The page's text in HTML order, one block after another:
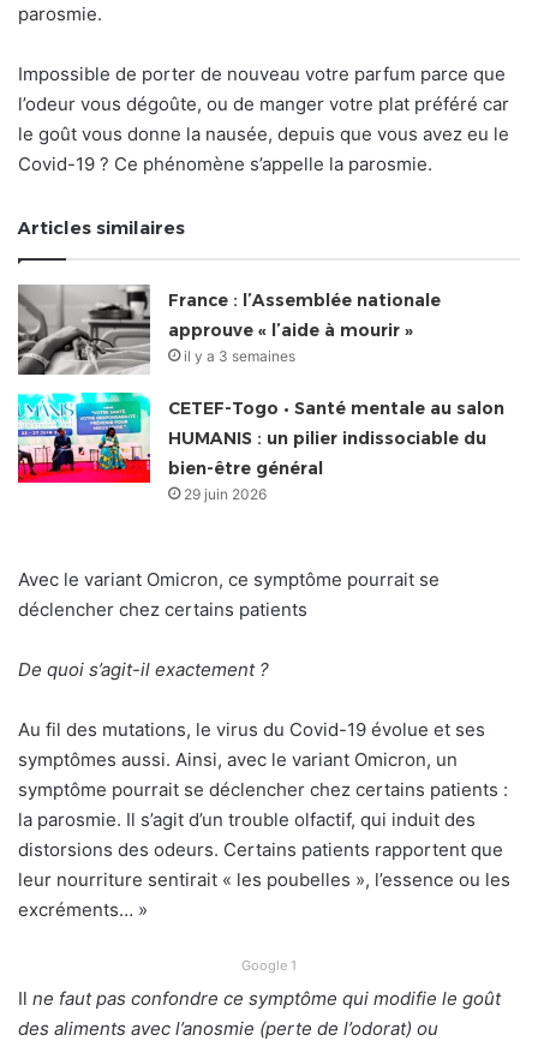
parosmie.
Impossible de porter de nouveau votre parfum parce que
l’odeur vous dégoûte, ou de manger votre plat préféré car
le goût vous donne la nausée, depuis que vous avez eu le
Covid-19 ? Ce phénomène s’appelle la parosmie.
Articles similaires
France : l’Assemblée nationale
approuve « l’aide à mourir »
il y a 3 semaines
CETEF-Togo • Santé mentale au salon
HUMANIS : un pilier indissociable du
bien-être général
29 juin 2026
Avec le variant Omicron, ce symptôme pourrait se
déclencher chez certains patients
De quoi s’agit-il exactement ?
Au fil des mutations, le virus du Covid-19 évolue et ses
symptômes aussi. Ainsi, avec le variant Omicron, un
symptôme pourrait se déclencher chez certains patients :
la parosmie. Il s’agit d’un trouble olfactif, qui induit des
distorsions des odeurs. Certains patients rapportent que
leur nourriture sentirait « les poubelles », l’essence ou les
excréments… »
Google 1
Il ne faut pas confondre ce symptôme qui modifie le goût
des aliments avec l’anosmie (perte de l’odorat) ou